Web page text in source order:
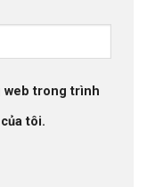
web trong trình
tôi.